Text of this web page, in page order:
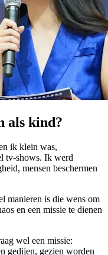
als kind?
ik klein was,
tv-shows. Ik werd
mensen beschermen
manieren is die wens om
en een missie te dienen
wel een missie:
gedijen, gezien worden